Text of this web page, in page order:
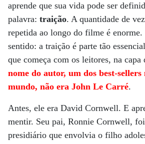
aprende que sua vida pode ser
palavra: traição. A quantidade de
repetida ao longo do filme é enorme.
sentido: a traição é parte tão
que começa com os leitores, na capa
nome do autor, um dos best-sellers
mundo, não era John Le Carré.
Antes, ele era David Cornwell. E
mentir. Seu pai, Ronnie Cornwell,
presidiário que envolvia o filho